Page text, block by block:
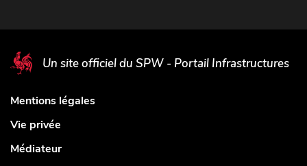
Un site officiel du SPW - Portail Infrastructures
Mentions légales
Vie privée
Médiateur